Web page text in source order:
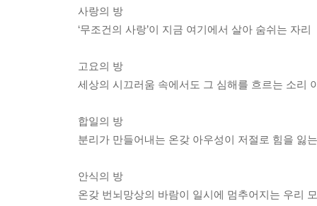
사랑의 방
‘무조건의 사랑’이 지금 여기에서 살아 숨쉬는 자리
고요의 방
세상의 시끄러움 속에서도 그 심해를 흐르는 소리
합일의 방
분리가 만들어내는 온갖 아우성이 저절로 힘을 잃
안식의 방
온갖 번뇌망상의 바람이 일시에 멈추어지는 우리